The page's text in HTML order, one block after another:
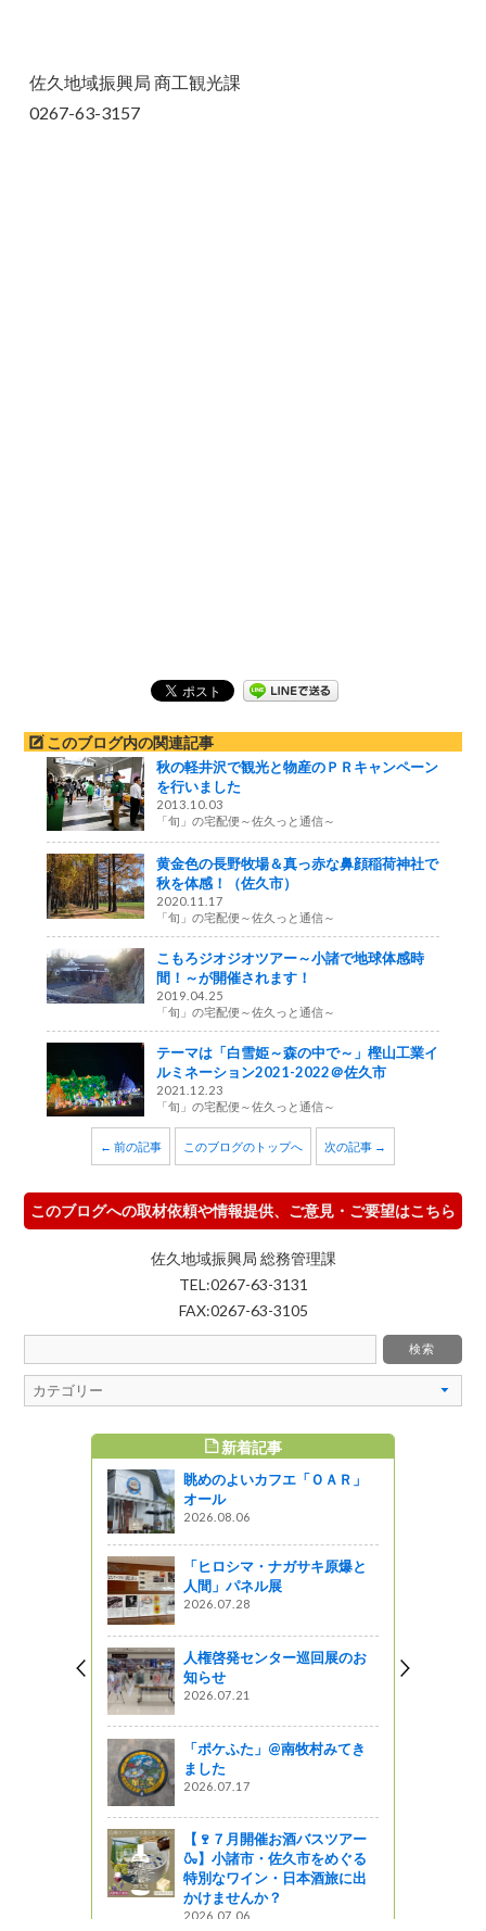
佐久地域振興局 商工観光課
0267-63-3157
このブログ内の関連記事
秋の軽井沢で観光と物産のＰＲキャンペーン
を行いました
2013.10.03
「旬」の宅配便～佐久っと通信～
黄金色の長野牧場＆真っ赤な鼻顔稲荷神社で
秋を体感！（佐久市）
2020.11.17
「旬」の宅配便～佐久っと通信～
こもろジオジオツアー～小諸で地球体感時
間！～が開催されます！
2019.04.25
「旬」の宅配便～佐久っと通信～
テーマは「白雪姫～森の中で～」樫山工業イ
ルミネーション2021-2022＠佐久市
2021.12.23
「旬」の宅配便～佐久っと通信～
← 前の記事 このブログのトップへ 次の記事 →
このブログへの取材依頼や情報提供、ご意見・ご要望はこちら
佐久地域振興局 総務管理課
TEL:0267-63-3131
FAX:0267-63-3105
新着記事
眺めのよいカフエ「ＯＡＲ」
オール
2026.08.06
「ヒロシマ・ナガサキ原爆と
人間」パネル展
2026.07.28
人権啓発センター巡回展のお
知らせ
2026.07.21
「ポケふた」@南牧村みてき
ました
2026.07.17
【🍷７月開催お酒バスツアー
🍶】小諸市・佐久市をめぐる
特別なワイン・日本酒旅に出
かけませんか？
2026.07.06